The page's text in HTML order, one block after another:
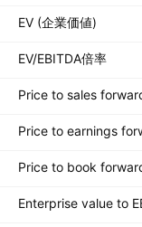
EV (企業価値)
EV/EBITDA倍率
Price to sales
Price to earnings
Price to book